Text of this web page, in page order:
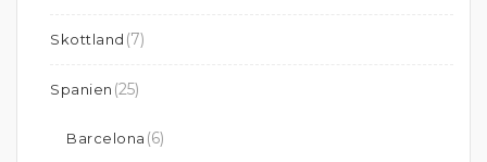
Skottland (7)
Spanien (25)
Barcelona (6)